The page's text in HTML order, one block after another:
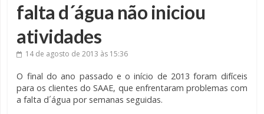
falta d´água não iniciou
atividades
14 de agosto de 2013 às 15:36
O final do ano passado e o início de 2013 foram difíceis
para os clientes do SAAE, que enfrentaram problemas com
a falta d´água por semanas seguidas.